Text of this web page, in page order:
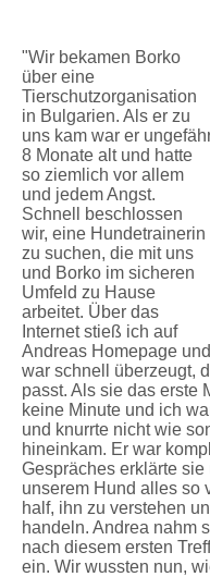
"Wir bekamen Borko
über eine
Tierschutzorganisation
in Bulgarien. Als er zu
uns kam war er
8 Monate alt und hatte
so ziemlich vor allem
und jedem Angst.
Schnell beschlossen
wir, eine Hundetrainerin
zu suchen, die mit uns
und Borko im sicheren
Umfeld zu Hause
arbeitet. Über das
Internet stieß ich auf
Andreas Homepage und
war schnell überzeugt,
passt. Als sie das erste
keine Minute und ich
und knurrte nicht wie
hineinkam. Er war
Gespräches erklärte
unserem Hund alles so
half, ihn zu verstehen
handeln. Andrea nahm
nach diesem ersten
ein. Wir wussten nun,